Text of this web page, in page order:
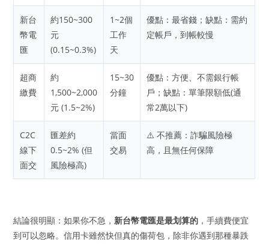
新台
幣電
匯
約150~300
元
(0.15~0.3%)
1~2個
工作
天
優點：最省錢；缺點：需約
定帳戶，到帳較慢
超商
繳費
約
1,500~2,000
元 (1.5~2%)
15~30
分鐘
優點：方便、不需銀行帳
戶；缺點：單筆限額低(通
常2萬以下)
C2C
線下
面交
匯差約
0.5~2% (但
風險極高)
當面
交易
⚠️ 不推薦：詐騙風險極
高，且無任何保障
結論很明顯：如果你不急，新台幣電匯是最划算的 ，手續費便宜
到可以忽略。信用卡雖然快但真的傷荷包，除非你遇到那種暴跌